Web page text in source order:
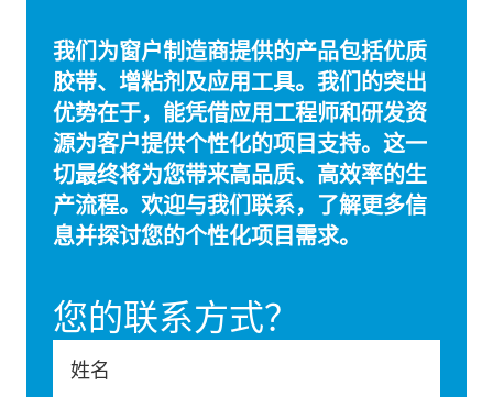
我们为窗户制造商提供的产品包括优质
胶带、增粘剂及应用工具。我们的突出
优势在于，能凭借应用工程师和研发资
源为客户提供个性化的项目支持。这一
切最终将为您带来高品质、高效率的生
产流程。欢迎与我们联系，了解更多信
息并探讨您的个性化项目需求。
您的联系方式？
姓名